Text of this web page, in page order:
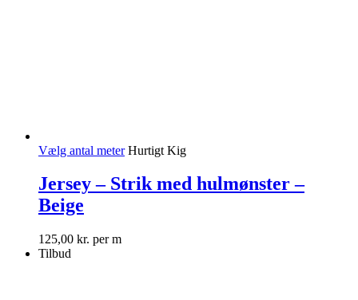
Vælg antal meter Hurtigt Kig
Jersey – Strik med hulmønster –
Beige
125,00 kr. per m
Tilbud